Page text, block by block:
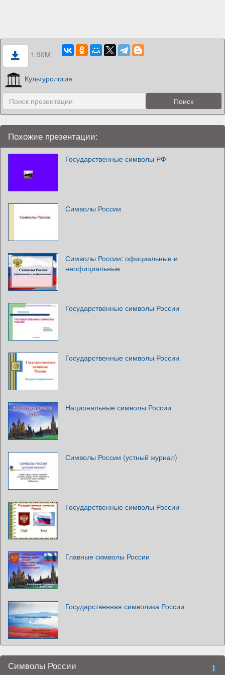
1.90M
Культурология
Похожие презентации:
Государственные символы РФ
Символы России
Символы России: официальные и
неофициальные
Государственные символы России
Государственные символы России
Национальные символы России
Символы России (устный журнал)
Государственные символы России
Главные символы России
Государственная символика России
Символы России